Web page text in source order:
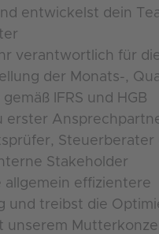
entwickelst dein
verantwortlich für
der Monats-,
IFRS und HGB
erster
Steuerberater
Stakeholder
allgemein effizientere
und treibst die
unserem